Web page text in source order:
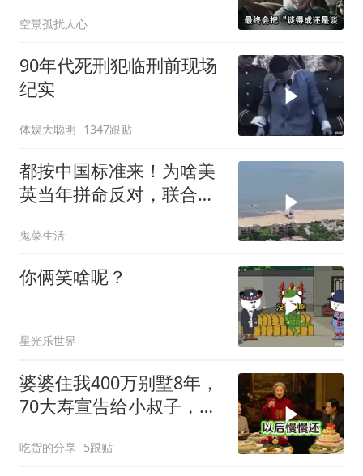
空景孤扰人心
90年代死刑犯临刑前现场
纪实
体娱大聪明 1347跟贴
都按中国标准来！为啥美
英当年拼命反对，联合国
鬼菜生活
你俩笑啥呢？
星光乐世界
婆婆住我400万别墅8年，
70大寿宣告给小叔子，
吃货的分享 5跟贴